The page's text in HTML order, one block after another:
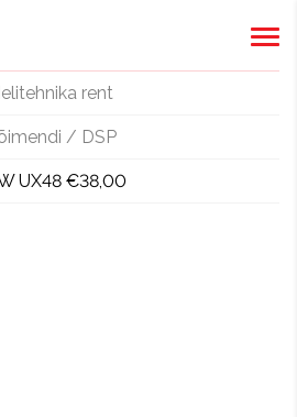
rent
/ DSP
UX48 €38,00